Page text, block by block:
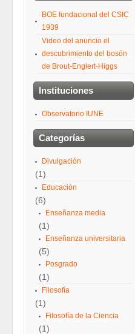
BOE fundacional del CSIC
1939
Video del anuncio el
descubrimiento del bosón
de Brout-Englert-Higgs
Instituciones
Observatorio IUNE
Categorías
Divulgación
(1)
Educación
(6)
Enseñanza media
(1)
Enseñanza universitaria
(5)
Posgrado
(1)
Filosofía
(1)
Filosofía de la Ciencia
(1)